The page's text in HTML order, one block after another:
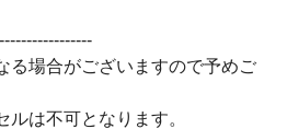
る場合がございますので予めご
は不可となります。